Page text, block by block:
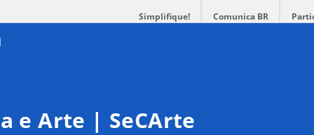
Simplifique! Comunica BR
e Arte | SeCArte